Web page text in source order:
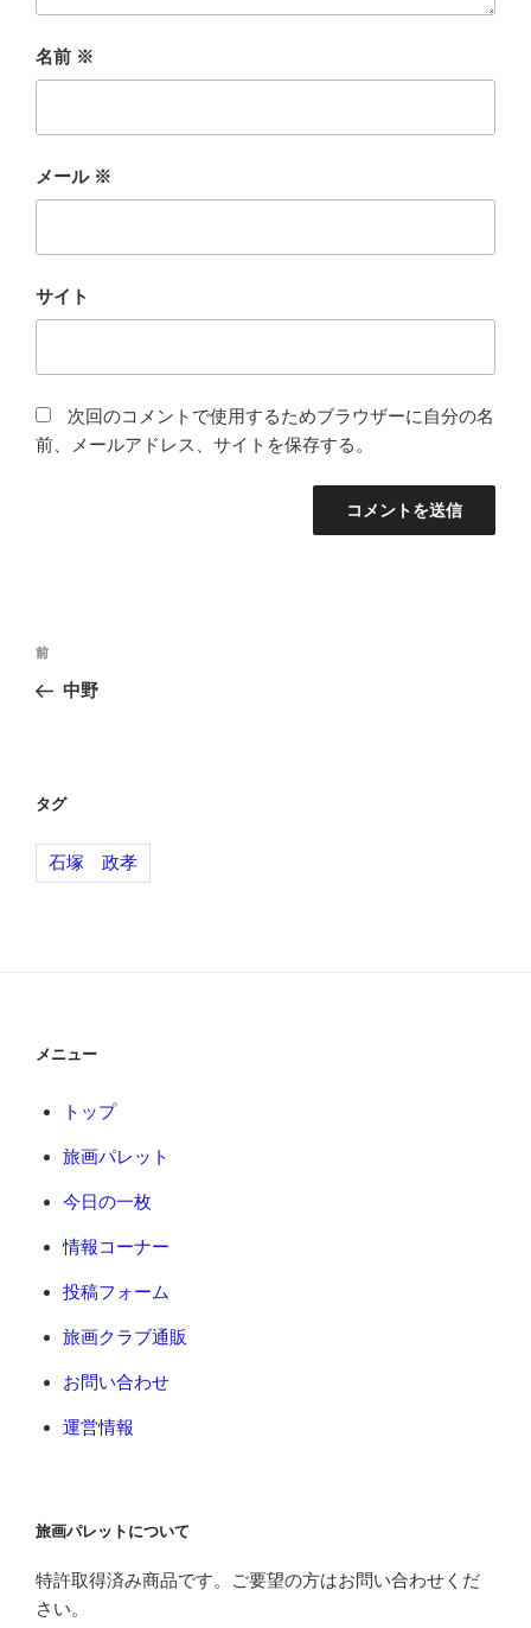
名前 ※
メール ※
サイト
次回のコメントで使用するためブラウザーに自分の名
前、メールアドレス、サイトを保存する。
投
ナ
ー
シ
ョ
前
の
前
中野
タグ
石塚 政孝
メニュー
トップ
旅画パレット
今日の一枚
情報コーナー
投稿フォーム
旅画クラブ通販
お問い合わせ
運営情報
旅画パレットについて
特許取得済み商品です。ご要望の方はお問い合わせくだ
さい。